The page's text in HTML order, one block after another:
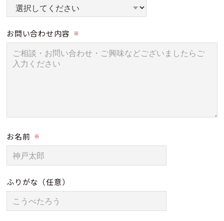
お問い合わせ内容 ※
お名前 ※
ふりがな （任意）